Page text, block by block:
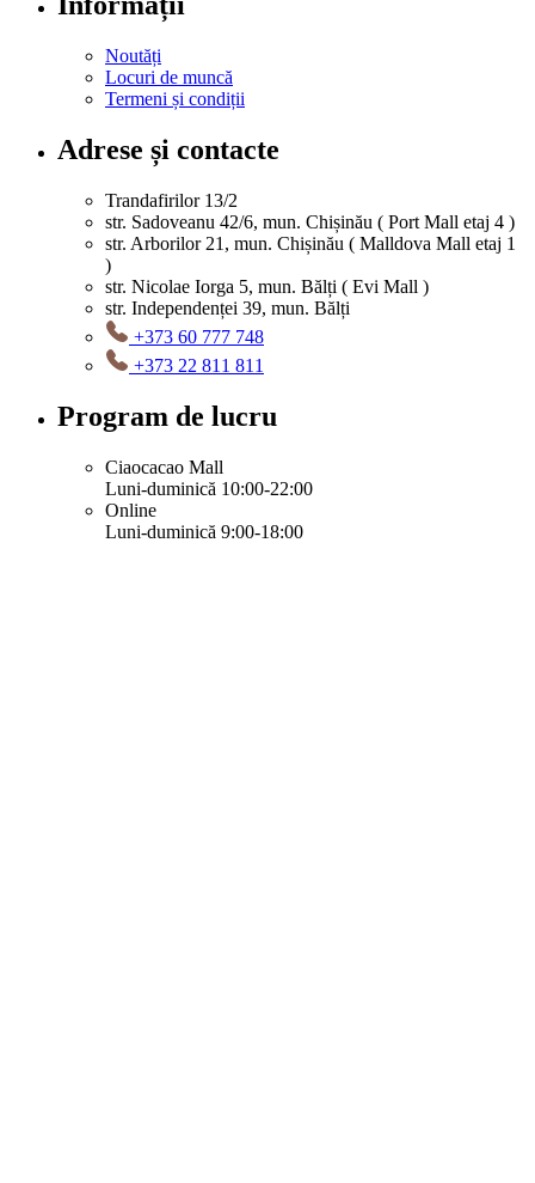
Noutăți
Locuri de muncă
Termeni și condiții
Adrese și contacte
Trandafirilor 13/2
str. Sadoveanu 42/6, mun. Chișinău ( Port Mall etaj 4 )
str. Arborilor 21, mun. Chișinău ( Malldova Mall etaj 1
)
str. Nicolae Iorga 5, mun. Bălți ( Evi Mall )
str. Independenței 39, mun. Bălți
+373 60 777 748
+373 22 811 811
Program de lucru
Ciaocacao Mall
Luni-duminică 10:00-22:00
Online
Luni-duminică 9:00-18:00